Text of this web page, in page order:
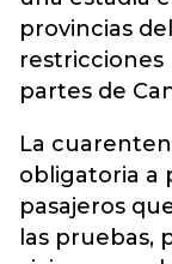
provincias
restricciones
partes de
La
obligatoria a
pasajeros
las pruebas,